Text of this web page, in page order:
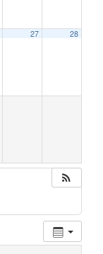
27 28